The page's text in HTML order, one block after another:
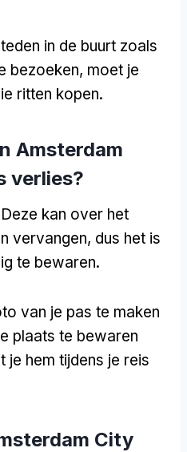
in de buurt zoals
bezoeken, moet je
ritten kopen.
Amsterdam
verlies?
kan over het
vervangen, dus het is
te bewaren.
van je pas te maken
plaats te bewaren
hem tijdens je reis
City